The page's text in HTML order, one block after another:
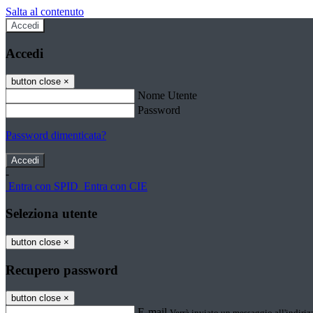
Salta al contenuto
Accedi
Accedi
button close ×
Nome Utente
Password
Password dimenticata?
-
Entra con SPID Entra con CIE
Seleziona utente
button close ×
Recupero password
button close ×